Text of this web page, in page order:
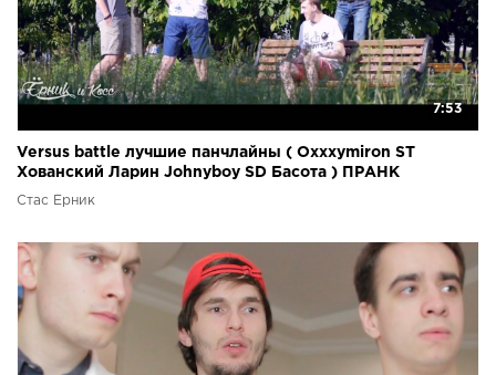
7:53
Versus battle лучшие панчлайны ( Oxxxymiron ST
Хованский Ларин Johnyboy SD Басота ) ПРАНК
Стас Ёрник